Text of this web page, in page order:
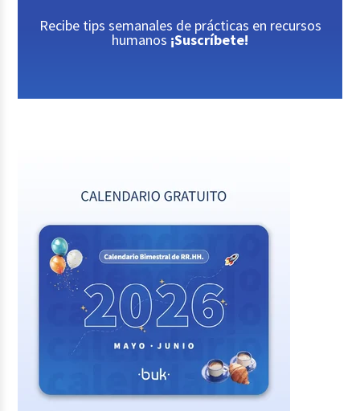
Recibe tips semanales de prácticas en recursos
humanos ¡Suscríbete!